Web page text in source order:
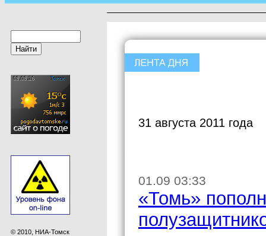
© 2010, НИА-Томск
31 августа 2011 года
01.09 03:33
«Томь»